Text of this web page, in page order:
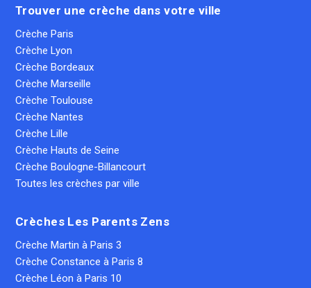
Trouver une crèche dans votre ville
Crèche Paris
Crèche Lyon
Crèche Bordeaux
Crèche Marseille
Crèche Toulouse
Crèche Nantes
Crèche Lille
Crèche Hauts de Seine
Crèche Boulogne-Billancourt
Toutes les crèches par ville
Crèches Les Parents Zens
Crèche Martin à Paris 3
Crèche Constance à Paris 8
Crèche Léon à Paris 10